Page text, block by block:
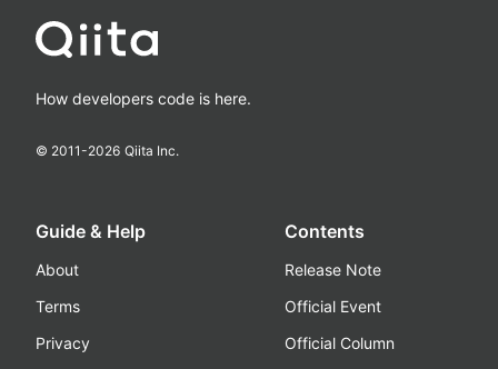
How developers code is here.
© 2011-2026 Qiita Inc.
Guide & Help
About
Terms
Privacy
Contents
Release Note
Official Event
Official Column